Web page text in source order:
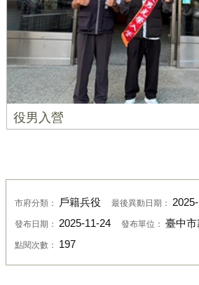
役男入營
市府分類： 戶籍兵役 最後異動日期：
發布日期： 2025-11-24 發布單位： 臺中
點閱次數： 197